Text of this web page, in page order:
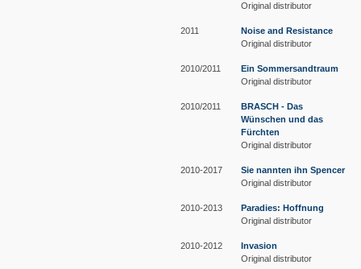
Original distributor
2011
Noise and Resistance
Original distributor
2010/2011
Ein Sommersandtraum
Original distributor
2010/2011
BRASCH - Das
Wünschen und das
Fürchten
Original distributor
2010-2017
Sie nannten ihn Spencer
Original distributor
2010-2013
Paradies: Hoffnung
Original distributor
2010-2012
Invasion
Original distributor